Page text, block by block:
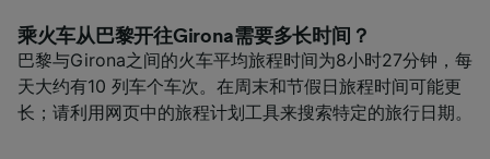
乘火车从巴黎开往Girona需要多长时间？
巴黎与Girona之间的火车平均旅程时间为8小时27分钟，每
天大约有10 列车个车次。在周末和节假日旅程时间可能更
长；请利用网页中的旅程计划工具来搜索特定的旅行日期。